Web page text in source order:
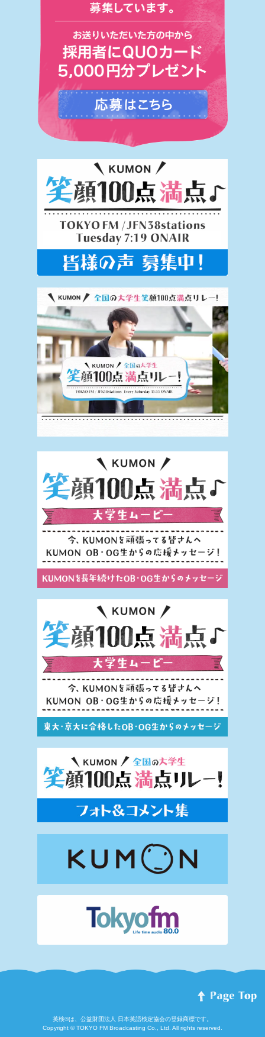
英検®は、公益財団法人 日本英語検定協会の登録商標です。
Copyright © TOKYO FM Broadcasting Co., Ltd. All rights reserved.